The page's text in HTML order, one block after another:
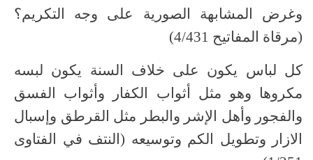
وغرض المشابهة الصورية على وجه التكريم؟
(مرقاة المفاتيح 4/431)
كل لباس يكون على خلاف السنة يكون لبسه
مكروها وهو مثل أثواب الكفار وأثواب الفسق
والفجور وأهل الإشر والبطر مثل القرطق وإسبال
الازار وتطويل الكم وتوسيعه (النتف في الفتاوى